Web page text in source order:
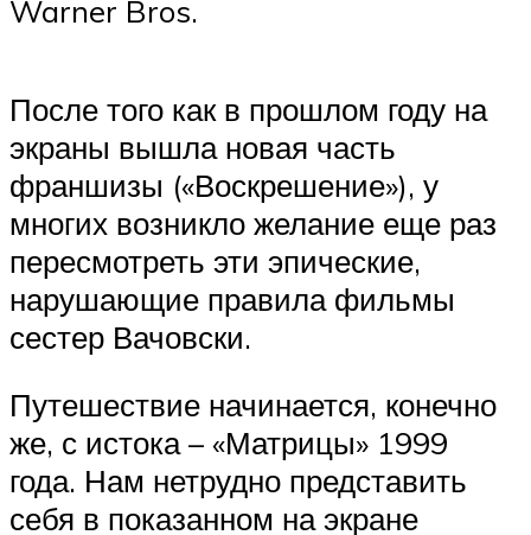
Warner Bros.
После того как в прошлом году на
экраны вышла новая часть
франшизы («Воскрешение»), у
многих возникло желание еще раз
пересмотреть эти эпические,
нарушающие правила фильмы
сестер Вачовски.
Путешествие начинается, конечно
же, с истока – «Матрицы» 1999
года. Нам нетрудно представить
себя в показанном на экране